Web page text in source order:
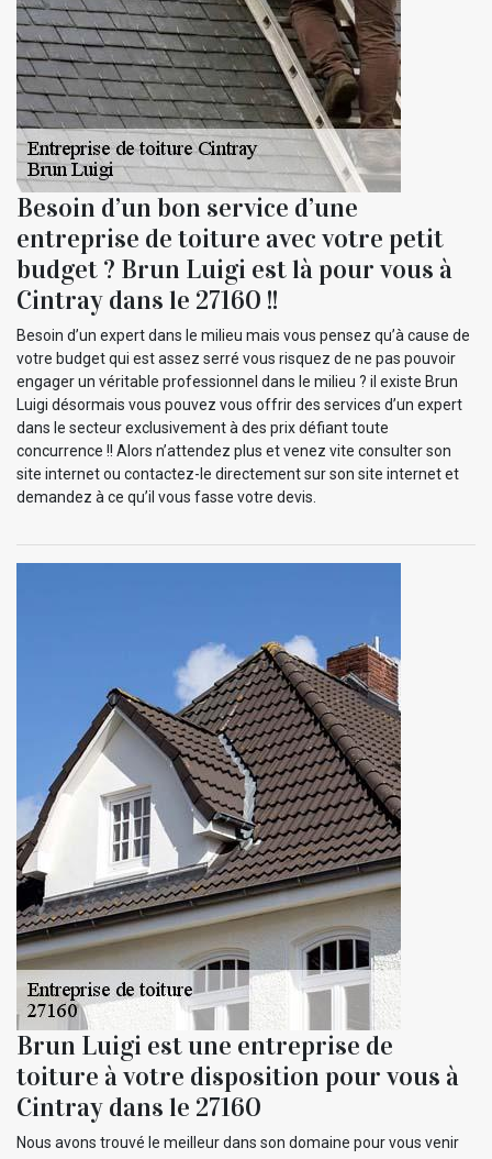
Besoin d’un bon service d’une
entreprise de toiture avec votre petit
budget ? Brun Luigi est là pour vous à
Cintray dans le 27160 !!
Besoin d’un expert dans le milieu mais vous pensez qu’à cause de
votre budget qui est assez serré vous risquez de ne pas pouvoir
engager un véritable professionnel dans le milieu ? il existe Brun
Luigi désormais vous pouvez vous offrir des services d’un expert
dans le secteur exclusivement à des prix défiant toute
concurrence !! Alors n’attendez plus et venez vite consulter son
site internet ou contactez-le directement sur son site internet et
demandez à ce qu’il vous fasse votre devis.
Brun Luigi est une entreprise de
toiture à votre disposition pour vous à
Cintray dans le 27160
Nous avons trouvé le meilleur dans son domaine pour vous venir